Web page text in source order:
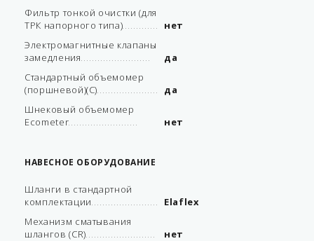
Фильтр тонкой очистки (для
ТРК напорного типа)
нет
Электромагнитные клапаны
замедления
да
Стандартный объемомер
(поршневой)(C)
да
Шнековый объемомер
Ecometеr
нет
НАВЕСНОЕ ОБОРУДОВАНИЕ
Шланги в стандартной
комплектации
Elaflex
Механизм сматывания
шлангов (CR)
нет